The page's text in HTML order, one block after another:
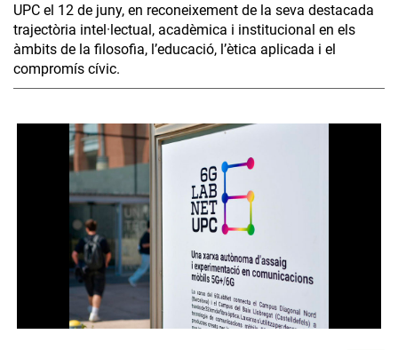
UPC el 12 de juny, en reconeixement de la seva destacada
trajectòria intel·lectual, acadèmica i institucional en els
àmbits de la filosofia, l’educació, l’ètica aplicada i el
compromís cívic.